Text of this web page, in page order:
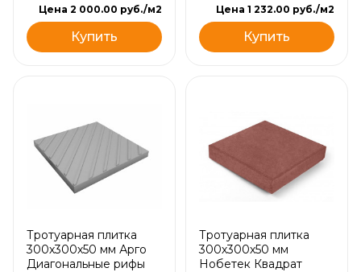
Цена 2 000.00 руб./м2
Купить
Цена 1 232.00 руб./м2
Купить
Тротуарная плитка
300х300х50 мм Арго
Диагональные рифы
Тротуарная плитка
300х300х50 мм
Нобетек Квадрат